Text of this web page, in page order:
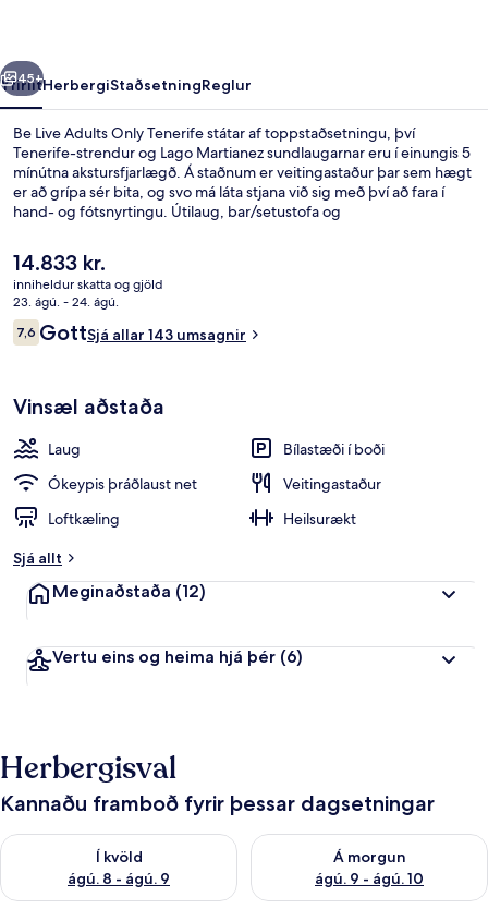
Næsta
45+
YfirlitHerbergiStaðsetningReglur
Be Live Adults Only Tenerife státar af toppstaðsetningu, því
Tenerife-strendur og Lago Martianez sundlaugarnar eru í einungis 5
mínútna akstursfjarlægð. Á staðnum er veitingastaður þar sem hægt
er að grípa sér bita, og svo má láta stjana við sig með því að fara í
hand- og fótsnyrtingu. Útilaug, bar/setustofa og
Núverandi
verð
er
14.833 kr.
14.833 kr.
inniheldur skatta og gjöld
23. ágú. - 24. ágú.
Umsagnir
7,67,6 af 10
GottSjá allar 143 umsagnir
Vinsæl aðstaða
Laug
Bílastæði í boði
Ókeypis þráðlaust net
Veitingastaður
Loftkæling
Heilsurækt
Sjá allt
Meginaðstaða (12)
Vertu eins og heima hjá þér (6)
Herbergisval
Kannaðu framboð fyrir þessar dagsetningar
Í kvöld
ágú. 8 - ágú. 9
Athuga framboð í kvöld ágú. 8 - ágú. 9
Á morgun
ágú. 9 - ágú. 10
Athuga framboð á morgun